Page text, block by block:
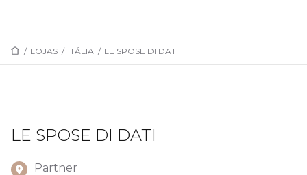
/ LOJAS / ITÁLIA / LE SPOSE DI DATI
LE SPOSE DI DATI
Partner